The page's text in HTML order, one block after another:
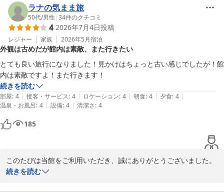
る宿を目指し、サービスや設備の充実に努めてまいります。ぜひま
たご家族皆様でお越しくださいませ。
スタッフ一同、心よりお待ちしております。
奥州秋保温泉 蘭亭
2026-06-07
ラナの気まま旅
50代/男性 |34件のクチコミ
4 2026年7月4日投稿
レジャー 家族 2026年5月宿泊
外観は古めだが館内は素敵、また行きたい
とても良い旅行になりました！見かけはちょっと古い感じでしたが！館
内は素敵ですよ！また行きます！
続きを読む
部屋: 4 | 接客・サービス: 4 | ロケーション: 4 | 朝食: 4 | 夕食: 4 |
温泉・お風呂: 4 | 設備: 4 | 清潔さ: 4
185
このたびは当館をご利用いただき、誠にありがとうございました。
じます。館内の雰囲気もお気に召していただけたようで、何よりで
続きを読む